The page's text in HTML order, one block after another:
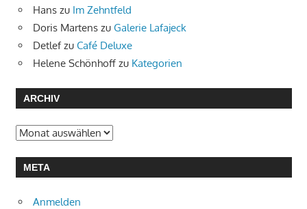
Hans zu Im Zehntfeld
Doris Martens zu Galerie Lafajeck
Detlefzu Café Deluxe
Helene Schönhoff zu Kategorien
ARCHIV
Archiv
META
Anmelden